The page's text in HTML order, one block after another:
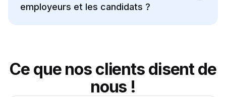
employeurs et les candidats ?
Ce que nos clients disent de
nous !